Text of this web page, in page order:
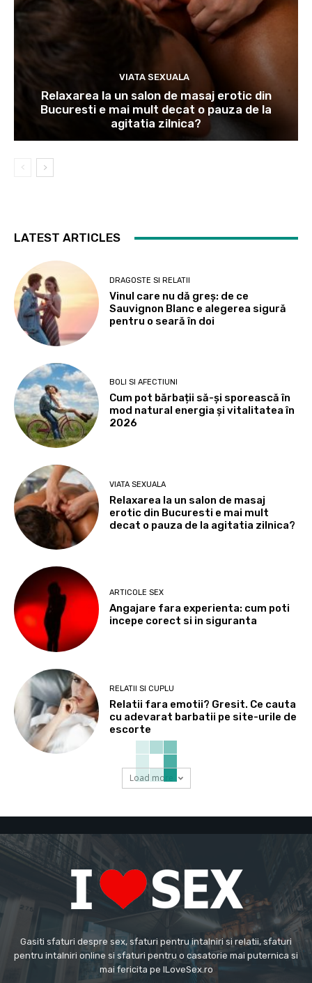
VIATA SEXUALA
Relaxarea la un salon de masaj erotic din
Bucuresti e mai mult decat o pauza de la
agitatia zilnica?
LATEST ARTICLES
DRAGOSTE SI RELATII
Vinul care nu dă greș: de ce
Sauvignon Blanc e alegerea sigură
pentru o seară în doi
BOLI SI AFECTIUNI
Cum pot bărbații să-și sporească în
mod natural energia și vitalitatea în
2026
VIATA SEXUALA
Relaxarea la un salon de masaj
erotic din Bucuresti e mai mult
decat o pauza de la agitatia zilnica?
ARTICOLE SEX
Angajare fara experienta: cum poti
incepe corect si in siguranta
RELATII SI CUPLU
Relatii fara emotii? Gresit. Ce cauta
cu adevarat barbatii pe site-urile de
escorte
Load more
Gasiti sfaturi despre sex, sfaturi pentru intalniri si relatii, sfaturi
pentru intalniri online si sfaturi pentru o casatorie mai puternica si
mai fericita pe ILoveSex.ro